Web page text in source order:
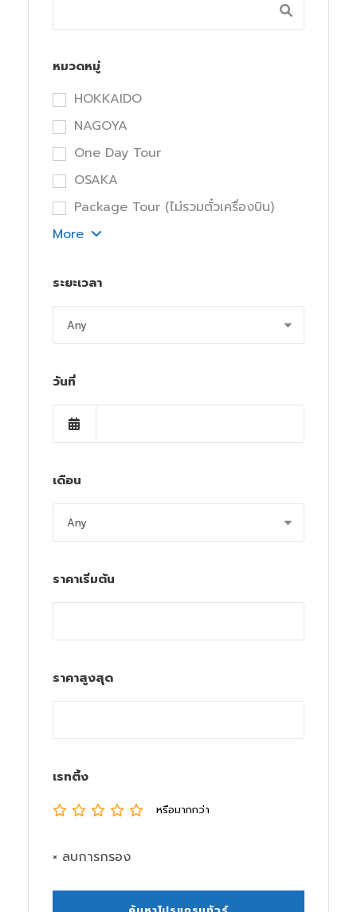
หมวดหมู่
HOKKAIDO
NAGOYA
One Day Tour
OSAKA
Package Tour (ไม่รวมตั๋วเครื่องบิน)
More
ระยะเวลา
วันที่
เดือน
ราคาเริ่มต้น
ราคาสูงสุด
เรทติ้ง
หรือมากกว่า
× ลบการกรอง